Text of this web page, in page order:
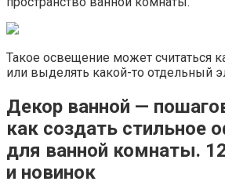
Такое освещение может считаться
или выделять какой-то отдельный
Декор ванной —
как создать стильное
для ванной комнаты.
и новинок